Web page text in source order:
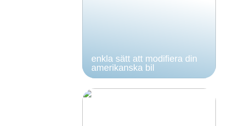
enkla sätt att modifiera din
amerikanska bil